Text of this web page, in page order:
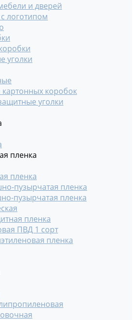
и дверей
логотипом
уголки
коробок
уголки
пленка
пленка
пузырчатая пленка
пузырчатая пленка
пленка
ПВД 1 сорт
пленка